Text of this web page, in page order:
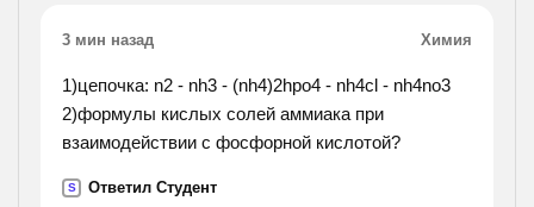
3 мин назад Химия
1)цепочка: n2 - nh3 - (nh4)2hpo4 - nh4cl - nh4no3
2)формулы кислых солей аммиака при
взаимодействии с фосфорной кислотой?
S Ответил Студент